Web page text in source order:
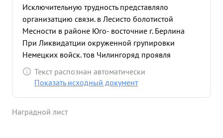
Исключительную трудность представляло
организатцию связи. в Лесисто болотистой
Месности в районе Юго- восточние г. Берлина
При Ликвидатции окруженной групировки
Немецких войск. тов Чилингоряд проявля
Мужество и отвагу под Непрерывным обстрелом
противника водных переправ, Личным примером
1 обеспечивал умелым руководством и знанием
Текст распознан автоматически
Показать исходный документ
Наградной лист